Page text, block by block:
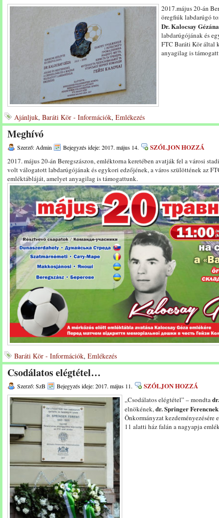
2017.május 20-án
öregfiúk labdarúgó
Dr. Kalocsay
labdarúgójának és
FTC Baráti Kör által
anyagilag is
Ajánljuk, Baráti Kör - Információk, Emlékezés
Meghívó
Szerző: Admin Bejegyzés ideje: 2017. május 14. SZÓLJON HOZZÁ
2017. május 20-án Beregszászon, emléktorna keretében avatják fel a városi
volt válogatott labdarúgójának és egykori edzőjének, a város szülöttének az
emléktábláját, amelyet anyagilag is támogattunk.
Baráti Kör - Információk, Emlékezés
Csodálatos elégtétel…
Szerző: SzB Bejegyzés ideje: 2017. május 11. SZÓLJON HOZZÁ
„Csodálatos elégtétel” – mondta
elnökének,dr. Springer Ferencnek
Önkormányzat kezdeményezésére
11 alatti ház falán a nagyapja